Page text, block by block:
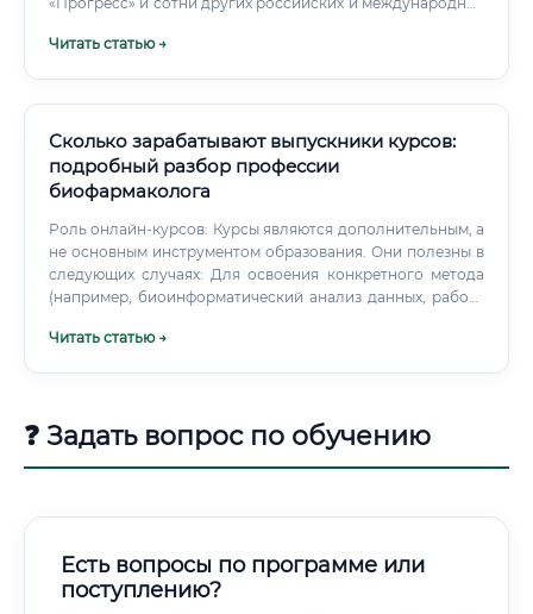
качеству и технологах-биоинженерах. В таких компаниях
цеха, производства соков и консервов тоже нуждаются в
специалистах по качеству — часто в формате одного
универсального специалиста, который совмещает
функции технолога, микробиолога и менеджера
качества.
Читать статью →
Сколько зарабатывают выпускники курсов:
подробный разбор профессии
биофармаколога
Роль онлайн-курсов: Курсы являются дополнительным, а
не основным инструментом образования. Они полезны в
следующих случаях: Для освоения конкретного метода
(например, биоинформатический анализ данных, работа
Читать статью →
❓ Задать вопрос по обучению
Есть вопросы по программе или
поступлению?